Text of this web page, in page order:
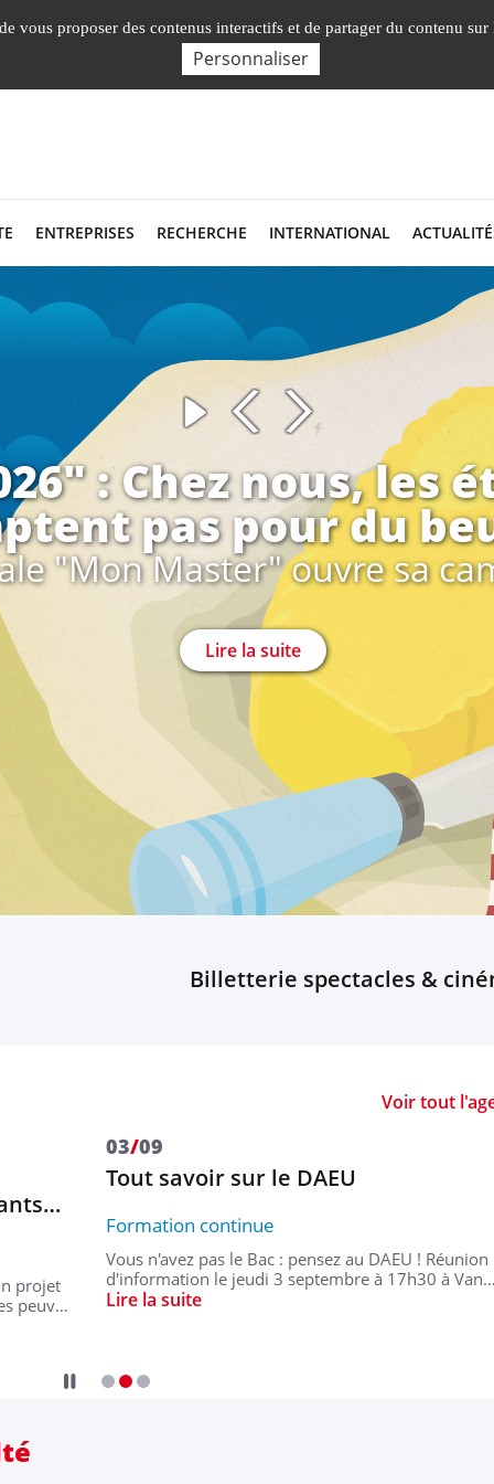
Nos Facultés, Instituts, Ecole
ENTREPRISES RECHERCHE INTERNATIONAL
: Chez nous, les
pas pour du
"Mon Master" ouvre sa
Lire la suite
Billetterie spectacles &
projet
peuv…
03/09
Tout savoir sur le DAEU
Formation continue
Vous n'avez pas le Bac : pensez au DAEU ! Réunion
d'information le jeudi 3 septembre à 17h30 à Van…
Lire la suite
Voir tout
vous proposer des contenus interactifs et de partager du contenu sur
Personnaliser